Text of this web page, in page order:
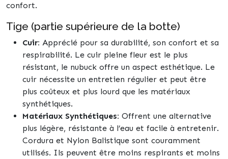
confort.
Tige (partie supérieure de la botte)
Cuir: Apprécié pour sa durabilité, son confort et sa
respirabilité. Le cuir pleine fleur est le plus
résistant, le nubuck offre un aspect esthétique. Le
cuir nécessite un entretien régulier et peut être
plus coûteux et plus lourd que les matériaux
synthétiques.
Matériaux Synthétiques: Offrent une alternative
plus légère, résistante à l’eau et facile à entretenir.
Cordura et Nylon Balistique sont couramment
utilisés. Ils peuvent être moins respirants et moins